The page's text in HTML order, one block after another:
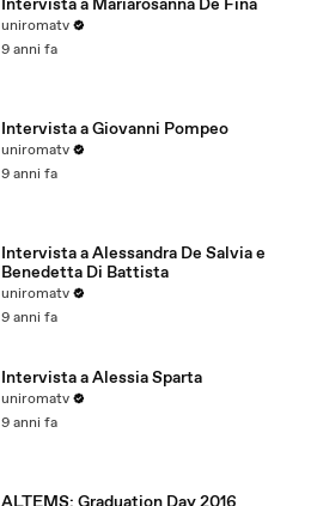
Intervista a Mariarosanna De Fina
uniromatv
9 anni fa
Intervista a Giovanni Pompeo
uniromatv
9 anni fa
Intervista a Alessandra De Salvia e
Benedetta Di Battista
uniromatv
9 anni fa
Intervista a Alessia Sparta
uniromatv
9 anni fa